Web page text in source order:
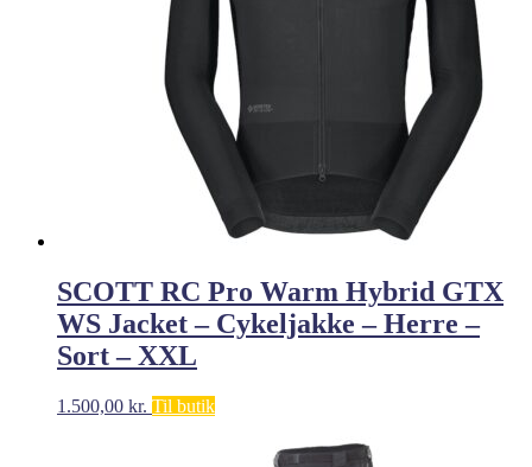
SCOTT RC Pro Warm Hybrid GTX
WS Jacket – Cykeljakke – Herre –
Sort – XXL
1.500,00 kr. Til butik